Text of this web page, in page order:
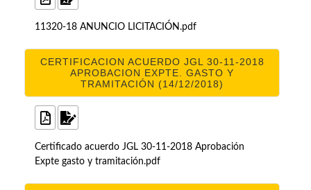
11320-18 ANUNCIO LICITACIÓN.pdf
CERTIFICACION ACUERDO JGL 30-11-2018
APROBACION EXPTE. GASTO Y
TRAMITACIÓN (14/12/2018)
Certificado acuerdo JGL 30-11-2018 Aprobación
Expte gasto y tramitación.pdf